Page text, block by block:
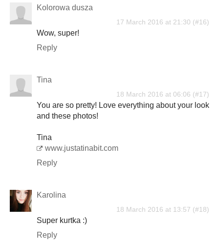
Kolorowa dusza
17 March 2016 at 21:30
Wow, super!
Reply
Tina
18 March 2016 at 06:06
You are so pretty! Love everything about your look
and these photos!
Tina
www.justatinabit.com
Reply
Karolina
18 March 2016 at 13:57
Super kurtka :)
Reply